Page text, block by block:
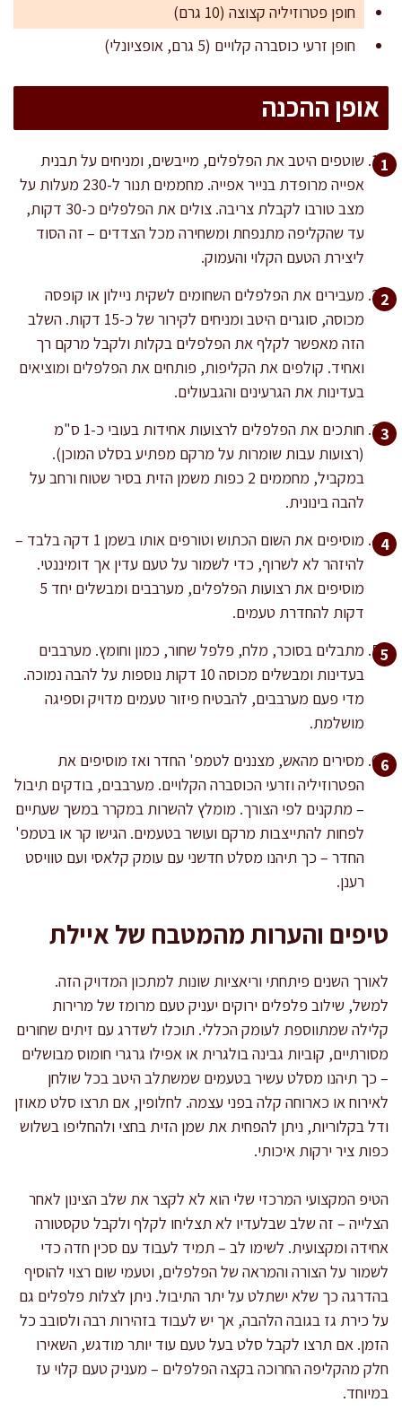
חופן פטרוזיליה קצוצה (10 גרם)
חופן זרעי כוסברה קלויים (5 גרם, אופציונלי)
אופן ההכנה
שוטפים היטב את הפלפלים, מייבשים, ומניחים על תבנית
אפייה מרופדת בנייר אפייה. מחממים תנור ל-230 מעלות על
מצב טורבו לקבלת צריבה. צולים את הפלפלים כ-30 דקות,
עד שהקליפה מתנפחת ומשחירה מכל הצדדים – זה הסוד
ליצירת הטעם הקלוי והעמוק.
מעבירים את הפלפלים השחומים לשקית ניילון או קופסה
מכוסה, סוגרים היטב ומניחים לקירור של כ-15 דקות. השלב
הזה מאפשר לקלף את הפלפלים בקלות ולקבל מרקם רך
ואחיד. קולפים את הקליפות, פותחים את הפלפלים ומוציאים
בעדינות את הגרעינים והגבעולים.
חותכים את הפלפלים לרצועות אחידות בעובי כ-1 ס"מ
(רצועות עבות שומרות על מרקם מפתיע בסלט המוכן).
במקביל, מחממים 2 כפות משמן הזית בסיר שטוח ורחב על
להבה בינונית.
מוסיפים את השום הכתוש וטורפים אותו בשמן 1 דקה בלבד –
להיזהר לא לשרוף, כדי לשמור על טעם עדין אך דומיננטי.
מוסיפים את רצועות הפלפלים, מערבבים ומבשלים יחד 5
דקות להחדרת טעמים.
מתבלים בסוכר, מלח, פלפל שחור, כמון וחומץ. מערבבים
בעדינות ומבשלים מכוסה 10 דקות נוספות על להבה נמוכה.
מדי פעם מערבבים, להבטיח פיזור טעמים מדויק וספיגה
מושלמת.
מסירים מהאש, מצננים לטמפ' החדר ואז מוסיפים את
הפטרוזיליה וזרעי הכוסברה הקלויים. מערבבים, בודקים תיבול
– מתקנים לפי הצורך. מומלץ להשרות במקרר במשך שעתיים
לפחות להתייצבות מרקם ועושר בטעמים. הגישו קר או בטמפ'
החדר – כך תיהנו מסלט חדשני עם עומק קלאסי ועם טוויסט
רענן.
טיפים והערות מהמטבח של איילת
לאורך השנים פיתחתי וריאציות שונות למתכון המדויק הזה.
למשל, שילוב פלפלים ירוקים יעניק טעם מרומז של מרירות
קלילה שמתווספת לעומק הכללי. תוכלו לשדרג עם זיתים שחורים
מסורתיים, קוביות גבינה בולגרית או אפילו גרגרי חומוס מבושלים
– כך תיהנו מסלט עשיר בטעמים שמשתלב היטב בכל שולחן
לאירוח או כארוחה קלה בפני עצמה. לחלופין, אם תרצו סלט מאוזן
ודל בקלוריות, ניתן להפחית את שמן הזית בחצי ולהחליפו בשלוש
כפות ציר ירקות איכותי.
הטיפ המקצועי המרכזי שלי הוא לא לקצר את שלב הצינון לאחר
הצלייה – זה שלב שבלעדיו לא תצליחו לקלף ולקבל טקסטורה
אחידה ומקצועית. לשימו לב – תמיד לעבוד עם סכין חדה כדי
לשמור על הצורה והמראה של הפלפלים, וטעמי שום רצוי להוסיף
בהדרגה כך שלא ישתלט על יתר התיבול. ניתן לצלות פלפלים גם
על כירת גז בגובה הלהבה, אך יש לעבוד בזהירות רבה ולסובב כל
הזמן. אם תרצו לקבל סלט בעל טעם עוד יותר מודגש, השאירו
חלק מהקליפה החרוכה בקצה הפלפלים – מעניק טעם קלוי עז
במיוחד.